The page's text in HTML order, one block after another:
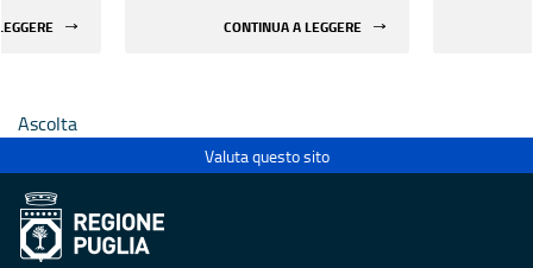
CONTINUA A LEGGERE
Ascolta
Valuta questo sito